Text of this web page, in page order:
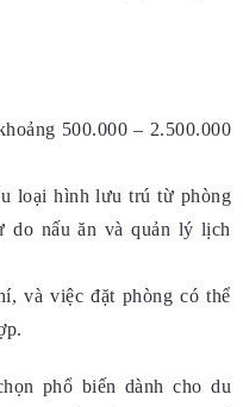
500.000 – 2.500.000
loại hình lưu trú từ phòng
do nấu ăn và quản lý lịch
và việc đặt phòng có thể
phổ biến dành cho du